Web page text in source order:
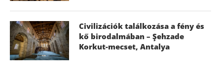
Civilizációk találkozása a fény és
kő birodalmában – Şehzade
Korkut-mecset, Antalya